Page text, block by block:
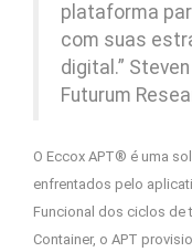
plataforma
com suas
digital.”
Futurum
O Eccox APT® é uma
enfrentados pelo
Funcional dos ciclos de
Container, o APT